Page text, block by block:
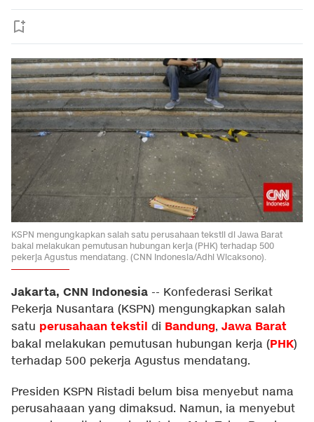
KSPN mengungkapkan salah satu perusahaan tekstil di Jawa Barat
bakal melakukan pemutusan hubungan kerja (PHK) terhadap 500
pekerja Agustus mendatang. (CNN Indonesia/Adhi Wicaksono).
Jakarta, CNN Indonesia -- Konfederasi Serikat
Pekerja Nusantara (KSPN) mengungkapkan salah
satu perusahaan tekstil di Bandung, Jawa Barat
bakal melakukan pemutusan hubungan kerja (PHK)
terhadap 500 pekerja Agustus mendatang.
Presiden KSPN Ristadi belum bisa menyebut nama
perusahaaan yang dimaksud. Namun, ia menyebut